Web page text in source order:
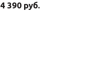
4 390 руб.